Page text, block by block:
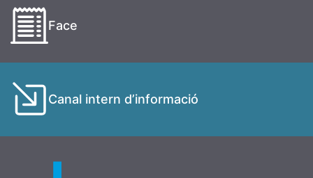
Face
Canal intern d’informació